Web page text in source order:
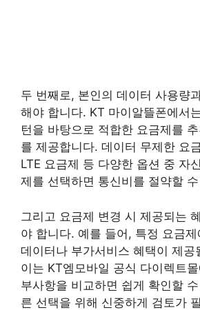
두 번째로, 본인의 데이터 사용량
해야 합니다. KT 마이알뜰폰에서
턴을 바탕으로 적합한 요금제를
를 제공합니다. 데이터 무제한 요
LTE 요금제 등 다양한 옵션 중 자
제를 선택하면 통신비를 절약할
그리고 요금제 변경 시 제공되는
야 합니다. 예를 들어, 특정 요금
데이터나 부가서비스 혜택이 제공
이는 KT엠모바일 공식 다이렉트
부사항을 비교하면 쉽게 확인할
른 선택을 위해 신중하게 검토가